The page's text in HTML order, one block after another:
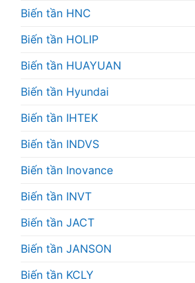
Biến tần HNC
Biến tần HOLIP
Biến tần HUAYUAN
Biến tần Hyundai
Biến tần IHTEK
Biến tần INDVS
Biến tần Inovance
Biến tần INVT
Biến tần JACT
Biến tần JANSON
Biến tần KCLY